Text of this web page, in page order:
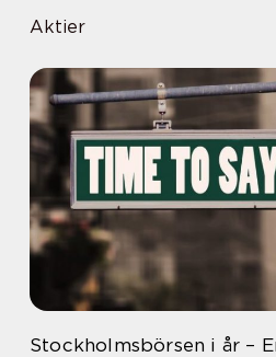
Aktier
Stockholmsbörsen i år –